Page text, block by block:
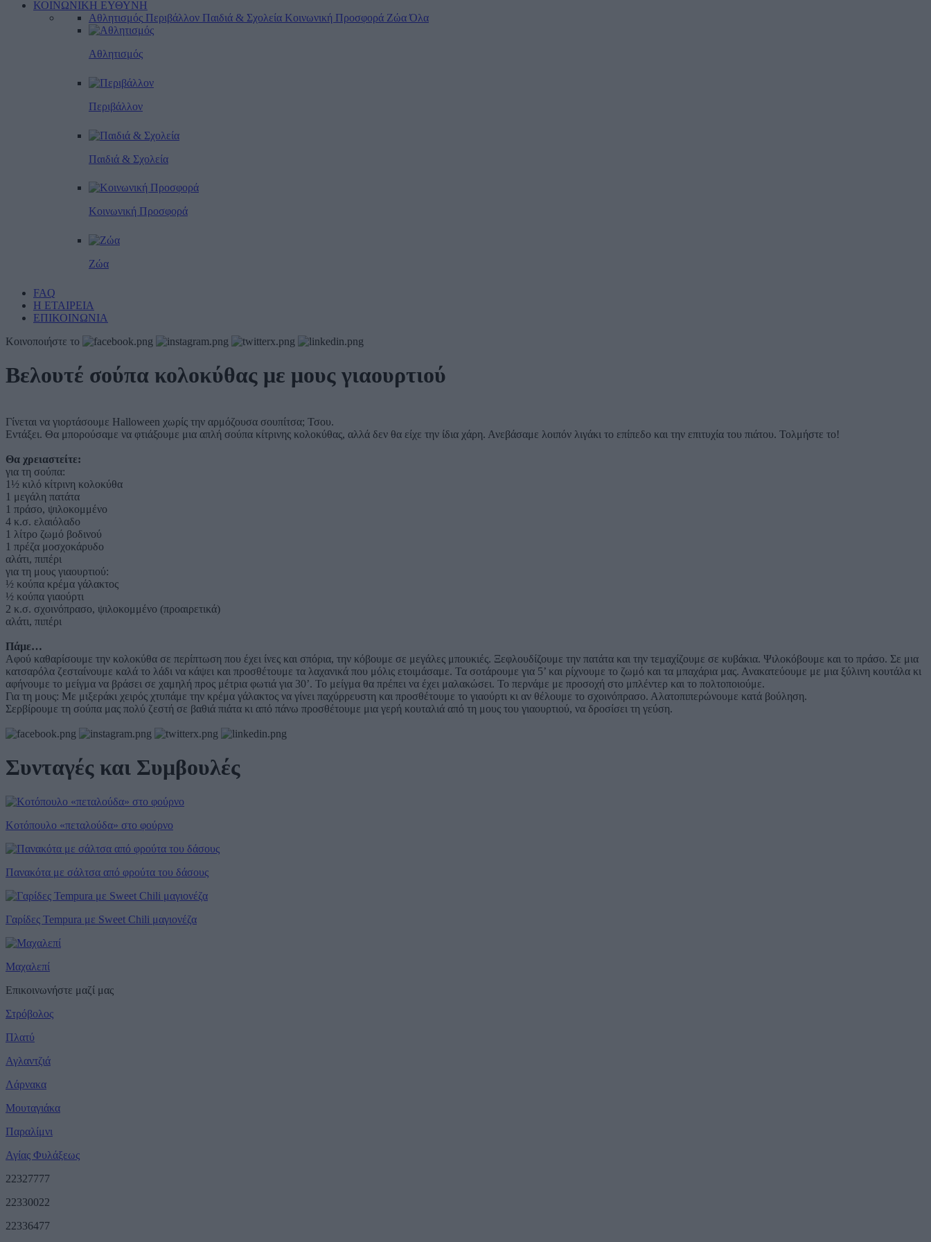
ΚΟΙΝΩΝΙΚΗ ΕΥΘΥΝΗ
Αθλητισμός Περιβάλλον Παιδιά & Σχολεία Κοινωνική Προσφορά Ζώα Όλα
Αθλητισμός
Περιβάλλον
Παιδιά & Σχολεία
Κοινωνική Προσφορά
Ζώα
FAQ
Η ΕΤΑΙΡΕΙΑ
ΕΠΙΚΟΙΝΩΝΙΑ
Κοινοποιήστε το
Βελουτέ σούπα κολοκύθας με μους γιαουρτιού
Γίνεται να γιορτάσουμε Halloween χωρίς την αρμόζουσα σουπίτσα; Τσου.
Εντάξει. Θα μπορούσαμε να φτιάξουμε μια απλή σούπα κίτρινης κολοκύθας, αλλά δεν θα είχε την ίδια χάρη. Ανεβάσαμε λοιπόν λιγάκι το επίπεδο και την επιτυχία του πιάτου. Τολμήστε το!
Θα χρειαστείτε:
για τη σούπα:
1½ κιλό κίτρινη κολοκύθα
1 μεγάλη πατάτα
1 πράσο, ψιλοκομμένο
4 κ.σ. ελαιόλαδο
1 λίτρο ζωμό βοδινού
1 πρέζα μοσχοκάρυδο
αλάτι, πιπέρι
για τη μους γιαουρτιού:
½ κούπα κρέμα γάλακτος
½ κούπα γιαούρτι
2 κ.σ. σχοινόπρασο, ψιλοκομμένο (προαιρετικά)
αλάτι, πιπέρι
Πάμε…
Αφού καθαρίσουμε την κολοκύθα σε περίπτωση που έχει ίνες και σπόρια, την κόβουμε σε μεγάλες μπουκιές. Ξεφλουδίζουμε την πατάτα και την τεμαχίζουμε σε κυβάκια. Ψιλοκόβουμε και το πράσο. Σε μια
κατσαρόλα ζεσταίνουμε καλά το λάδι να κάψει και προσθέτουμε τα λαχανικά που μόλις ετοιμάσαμε. Τα σοτάρουμε για 5’ και ρίχνουμε το ζωμό και τα μπαχάρια μας. Ανακατεύουμε με μια ξύλινη κουτάλα κι
αφήνουμε το μείγμα να βράσει σε χαμηλή προς μέτρια φωτιά για 30’. Το μείγμα θα πρέπει να έχει μαλακώσει. Το περνάμε με προσοχή στο μπλέντερ και το πολτοποιούμε.
Για τη μους: Με μιξεράκι χειρός χτυπάμε την κρέμα γάλακτος να γίνει παχύρρευστη και προσθέτουμε το γιαούρτι κι αν θέλουμε το σχοινόπρασο. Αλατοπιπερώνουμε κατά βούληση.
Σερβίρουμε τη σούπα μας πολύ ζεστή σε βαθιά πιάτα κι από πάνω προσθέτουμε μια γερή κουταλιά από τη μους του γιαουρτιού, να δροσίσει τη γεύση.
Συνταγές και Συμβουλές
Κοτόπουλο «πεταλούδα» στο φούρνο
Πανακότα με σάλτσα από φρούτα του δάσους
Γαρίδες Tempura με Sweet Chili μαγιονέζα
Μαχαλεπί
Επικοινωνήστε μαζί μας
Στρόβολος
Πλατύ
Αγλαντζιά
Λάρνακα
Μουταγιάκα
Παραλίμνι
Αγίας Φυλάξεως
22327777
22330022
22336477